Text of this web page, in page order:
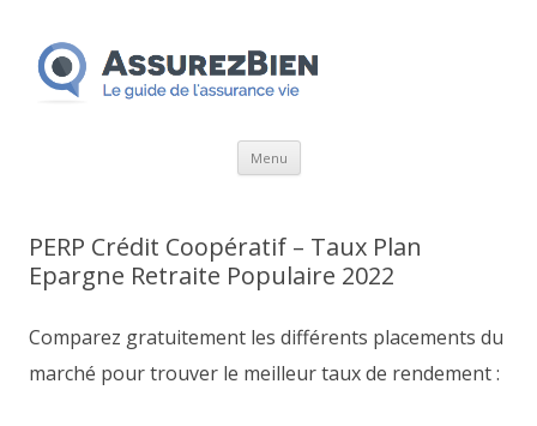
Menu Aller
PERP Crédit Coopératif – Taux Plan
Epargne Retraite Populaire 2022
Comparez gratuitement les différents placements du
marché pour trouver le meilleur taux de rendement :